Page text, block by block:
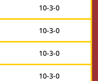
10-3-0
10-3-0
10-3-0
10-3-0